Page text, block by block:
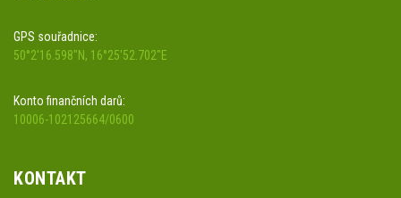
GPS souřadnice:
50°2'16.598"N, 16°25'52.702"E
Konto finančních darů:
10006-102125664/0600
KONTAKT